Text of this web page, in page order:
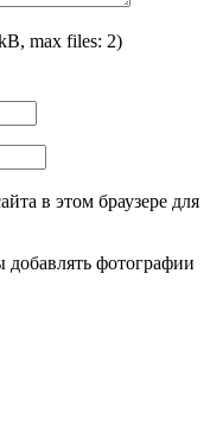
max files: 2)
в этом браузере для
фотографии